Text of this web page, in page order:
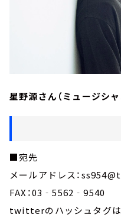
星野源さん（ミュージシャ
■宛先
メールアドレス：
FAX：03‐5562‐9540
twitterのハッシュタグ